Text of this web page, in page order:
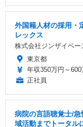
外国籍人材の採用・
レックス
株式会社ジンザイベー
東京都
年収350万円～600
正社員
病院の言語聴覚士/
域活動までトータル